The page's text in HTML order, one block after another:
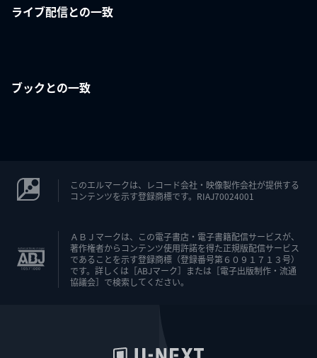
ライブ配信との一致
ブックとの一致
このエルマークは、レコード会社・映像製作会社が提供する
コンテンツを示す登録商標です。RIAJ70024001
ＡＢＪマークは、この電子書店・電子書籍配信サービスが、
著作権者からコンテンツ使用許諾を得た正規版配信サービス
であることを示す登録商標（登録番号第６０９１７１３号）
です。詳しくは［ABJマーク］または［電子出版制作・流通
協議会］で検索してください。